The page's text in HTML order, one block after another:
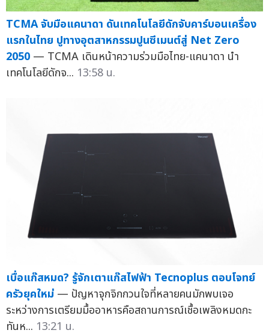
TCMA จับมือแคนาดา ดันเทคโนโลยีดักจับคาร์บอนเครื่อง
แรกในไทย ปูทางอุตสาหกรรมปูนซีเมนต์สู่ Net Zero
2050 — TCMA เดินหน้าความร่วมมือไทย-แคนาดา นำ
เทคโนโลยีดักจ... 13:58 น.
เบื่อแก๊สหมด? รู้จักเตาแก๊สไฟฟ้า Tecnoplus ตอบโจทย์
ครัวยุคใหม่ — ปัญหาจุกจิกกวนใจที่หลายคนมักพบเจอ
ระหว่างการเตรียมมื้ออาหารคือสถานการณ์เชื้อเพลิงหมดกะ
ทันห... 13:21 น.